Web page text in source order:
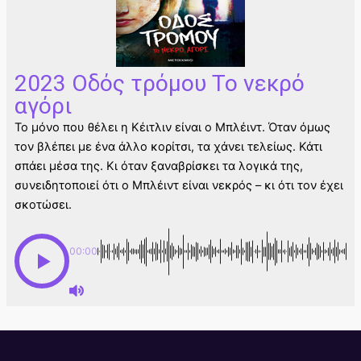
2023 Οδός τρόμου Το νεκρό
αγόρι
Το μόνο που θέλει η Κέιτλιν είναι ο Μπλέιντ. Όταν όμως
τον βλέπει με ένα άλλο κορίτσι, τα χάνει τελείως. Κάτι
σπάει μέσα της. Κι όταν ξαναβρίσκει τα λογικά της,
συνειδητοποιεί ότι ο Μπλέιντ είναι νεκρός – κι ότι τον έχει
σκοτώσει.
00:00